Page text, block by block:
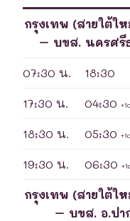
กรุงเทพ (สายใต้ใ
– บขส. นครศรี
07:30 น. 18:30
17:30 น. 04:30 +1d
18:30 น. 05:30 +1d
19:30 น. 06:30
กรุงเทพ (สายใต้ใ
– บขส. อ.ปา